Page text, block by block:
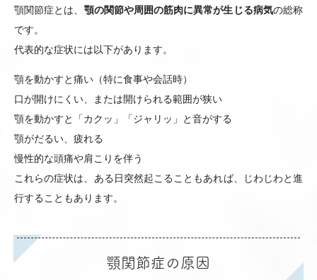
顎関節症とは、 顎の関節や周囲の筋肉に異常が生じる病気の総称
です。
代表的な症状には以下があります。
顎を動かすと痛い（特に食事や会話時）
口が開けにくい、または開けられる範囲が狭い
顎を動かすと「カクッ」「ジャリッ」と音がする
顎がだるい、疲れる
慢性的な頭痛や肩こりを伴う
これらの症状は、ある日突然起こることもあれば、じわじわと進
行することもあります。
顎関節症の原因